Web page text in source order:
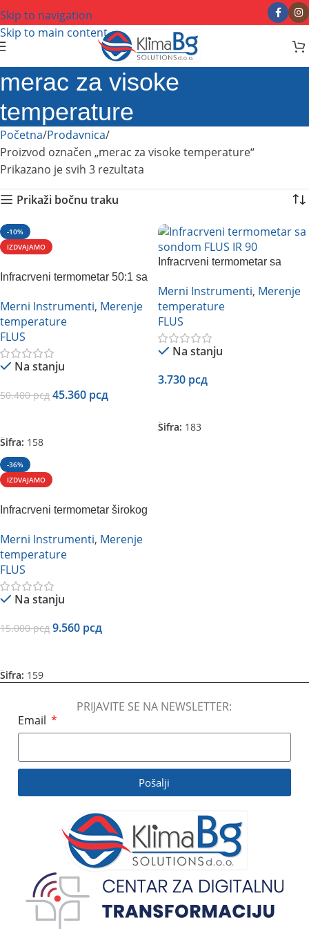
Skip to navigation
Skip to main content
merac za visoke
temperature
Početna Prodavnica
Proizvod označen „merac za visoke temperature“
Prikazano je svih 3 rezultata
Prikaži bočnu traku
-10%
IZDVAJAMO
Infracrveni termometar 50:1 sa
Merni Instrumenti, Merenje
temperature
FLUS
Na stanju
50.400рсд 45.360 рсд
Šifra: 158
Infracrveni termometar sa
Merni Instrumenti, Merenje
temperature
FLUS
Na stanju
3.730 рсд
Šifra: 183
-36%
IZDVAJAMO
Infracrveni termometar širokog
Merni Instrumenti, Merenje
temperature
FLUS
Na stanju
15.000рсд 9.560 рсд
Šifra: 159
PRIJAVITE SE NA NEWSLETTER:
Email
Pošalji